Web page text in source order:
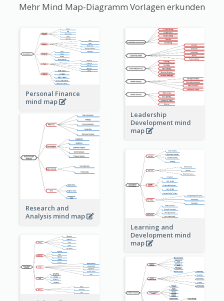
Mehr Mind Map-Diagramm Vorlagen erkunden
Personal Finance
mind map
Leadership
Development mind
map
Research and
Analysis mind map
Learning and
Development mind
map